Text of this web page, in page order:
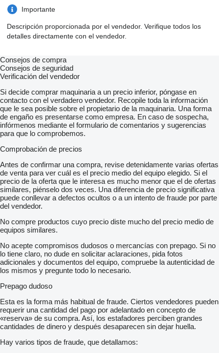
Importante
Descripción proporcionada por el vendedor. Verifique todos los
detalles directamente con el vendedor.
Consejos de compra
Consejos de seguridad
Verificación del vendedor
Si decide comprar maquinaria a un precio inferior, póngase en
contacto con el verdadero vendedor. Recopile toda la información
que le sea posible sobre el propietario de la maquinaria. Una forma
de engaño es presentarse como empresa. En caso de sospecha,
infórmenos mediante el formulario de comentarios y sugerencias
para que lo comprobemos.
Comprobación de precios
Antes de confirmar una compra, revise detenidamente varias ofertas
de venta para ver cuál es el precio medio del equipo elegido. Si el
precio de la oferta que le interesa es mucho menor que el de ofertas
similares, piénselo dos veces. Una diferencia de precio significativa
puede conllevar a defectos ocultos o a un intento de fraude por parte
del vendedor.
No compre productos cuyo precio diste mucho del precio medio de
equipos similares.
No acepte compromisos dudosos o mercancías con prepago. Si no
lo tiene claro, no dude en solicitar aclaraciones, pida fotos
adicionales y documentos del equipo, compruebe la autenticidad de
los mismos y pregunte todo lo necesario.
Prepago dudoso
Esta es la forma más habitual de fraude. Ciertos vendedores pueden
requerir una cantidad del pago por adelantado en concepto de
«reserva» de su compra. Así, los estafadores perciben grandes
cantidades de dinero y después desaparecen sin dejar huella.
Hay varios tipos de fraude, que detallamos: